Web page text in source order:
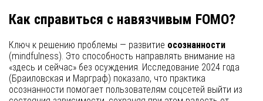
Как справиться с навязчивым FOMO?
Ключ к решению проблемы — развитие осознанности
(mindfulness). Это способность направлять внимание на
«здесь и сейчас» без осуждения. Исследование 2024 года
(Браиловская и Марграф) показало, что практика
осознанности помогает пользователям соцсетей выйти из